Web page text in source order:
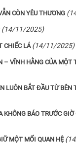
CÒN YÊU THƯƠNG
(14/11/2025)
CHIẾC LÁ (14/11/2025)
– VĨNH HẰNG CỦA MỘT
LUÔN BẮT ĐẦU TỪ BÊN
KHÔNG BÁO TRƯỚC GIỜ
MỘT MỐI QUAN HỆ